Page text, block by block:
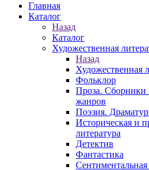
Главная
Каталог
Назад
Каталог
Художественная
Назад
Художественная
Фольклор
Проза. Сборники
жанров
Поэзия.
Историческая и
литература
Детектив
Фантастика
Сентиментальная